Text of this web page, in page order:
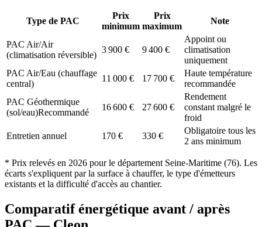
Type de PAC
Prix
minimum
Prix
maximum
Note
PAC Air/Air
(climatisation réversible)
3 900 € 9 400 €
Appoint ou
climatisation
uniquement
PAC Air/Eau (chauffage
central)
11 000 € 17 700 €
Haute température
recommandée
PAC Géothermique
(sol/eau)Recommandé
16 600 € 27 600 €
Rendement
constant malgré le
froid
Entretien annuel
170 € 330 €
Obligatoire tous les
2 ans minimum
* Prix relevés en 2026 pour le département Seine-Maritime (76). Les
écarts s'expliquent par la surface à chauffer, le type d'émetteurs
existants et la difficulté d'accès au chantier.
Comparatif énergétique avant / après